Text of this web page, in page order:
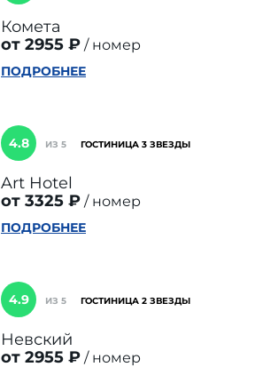
Комета
от 2955 ₽
номер
ПОДРОБНЕЕ
4.8 ИЗ 5 ГОСТИНИЦА 3 ЗВЕЗДЫ
Art Hotel
от 3325 ₽
номер
ПОДРОБНЕЕ
4.9 ИЗ 5 ГОСТИНИЦА 2 ЗВЕЗДЫ
Невский
от 2955 ₽
номер